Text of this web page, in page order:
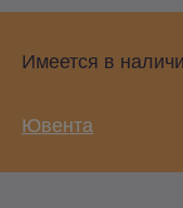
Имеется в
Ювента